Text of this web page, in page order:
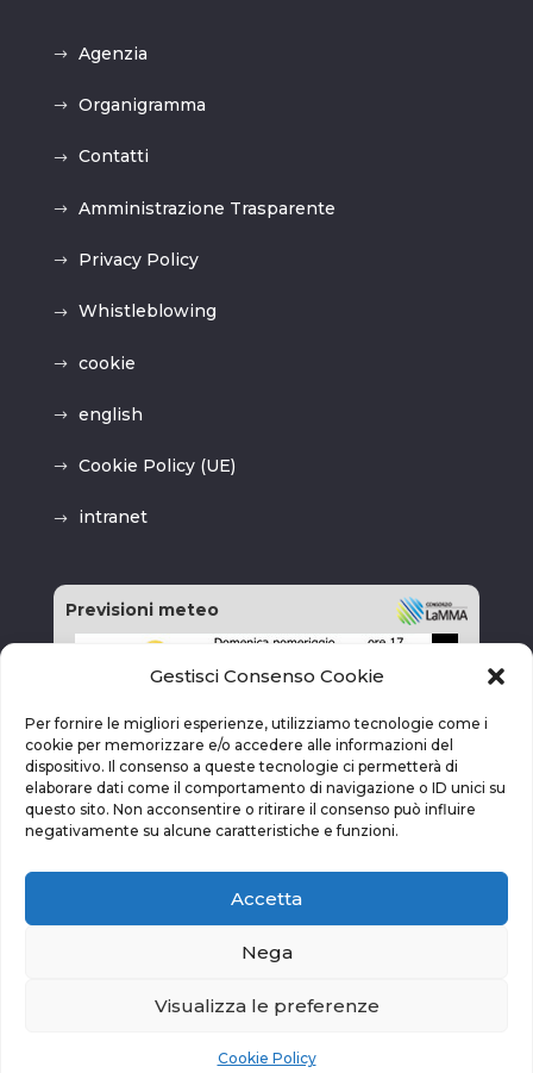
Gestisci Consenso Cookie
Per fornire le migliori esperienze, utilizziamo tecnologie come i
cookie per memorizzare e/o accedere alle informazioni del
dispositivo. Il consenso a queste tecnologie ci permetterà di
elaborare dati come il comportamento di navigazione o ID unici su
questo sito. Non acconsentire o ritirare il consenso può influire
negativamente su alcune caratteristiche e funzioni.
Accetta
Nega
Visualizza le preferenze
Cookie Policy
Agenzia
Organigramma
Contatti
Amministrazione Trasparente
Privacy Policy
Whistleblowing
cookie
english
Cookie Policy (UE)
intranet
Previsioni meteo